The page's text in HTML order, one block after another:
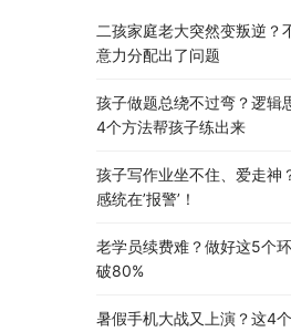
二孩家庭老大突然变叛逆？
意力分配出了问题
孩子做题总绕不过弯？逻辑
4个方法帮孩子练出来
孩子写作业坐不住、爱走神
感统在’报警’！
老学员续费难？做好这5个
破80%
暑假手机大战又上演？这4